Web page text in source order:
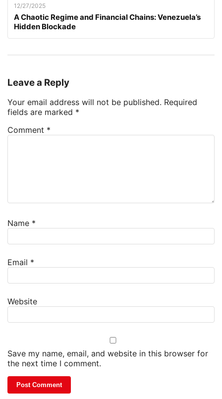
12/27/2025
A Chaotic Regime and Financial Chains: Venezuela’s
Hidden Blockade
Leave a Reply
Your email address will not be published. Required
fields are marked *
Comment *
Name *
Email *
Website
Save my name, email, and website in this browser for
the next time I comment.